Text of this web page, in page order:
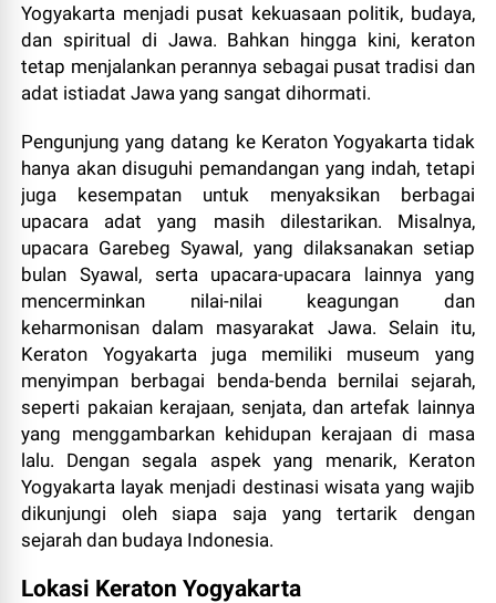
Yogyakarta menjadi pusat kekuasaan politik, budaya,
dan spiritual di Jawa. Bahkan hingga kini, keraton
tetap menjalankan perannya sebagai pusat tradisi dan
adat istiadat Jawa yang sangat dihormati.
Pengunjung yang datang ke Keraton Yogyakarta tidak
hanya akan disuguhi pemandangan yang indah, tetapi
juga kesempatan untuk menyaksikan berbagai
upacara adat yang masih dilestarikan. Misalnya,
upacara Garebeg Syawal, yang dilaksanakan setiap
bulan Syawal, serta upacara-upacara lainnya yang
mencerminkan nilai-nilai keagungan dan
keharmonisan dalam masyarakat Jawa. Selain itu,
Keraton Yogyakarta juga memiliki museum yang
menyimpan berbagai benda-benda bernilai sejarah,
seperti pakaian kerajaan, senjata, dan artefak lainnya
yang menggambarkan kehidupan kerajaan di masa
lalu. Dengan segala aspek yang menarik, Keraton
Yogyakarta layak menjadi destinasi wisata yang wajib
dikunjungi oleh siapa saja yang tertarik dengan
sejarah dan budaya Indonesia.
Lokasi Keraton Yogyakarta